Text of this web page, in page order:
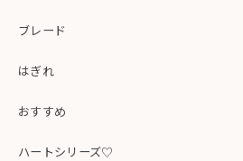
ブレード
はぎれ
おすすめ
ハートシリーズ♡